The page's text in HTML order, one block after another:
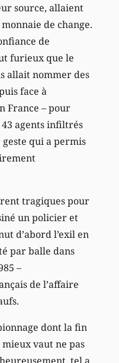
source, allaient
de change.
de
furieux que le
allait nommer des
face à
France – pour
agents infiltrés
geste qui a permis
tragiques pour
un policier et
d’abord l’exil en
par balle dans
–
de l’affaire
dont la fin
vaut ne pas